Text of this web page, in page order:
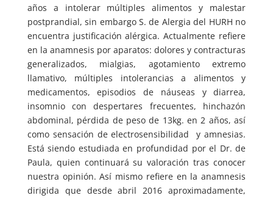
años a intolerar múltiples alimentos y malestar
postprandial, sin embargo S. de Alergia del HURH no
encuentra justificación alérgica. Actualmente refiere
en la anamnesis por aparatos: dolores y contracturas
generalizados, mialgias, agotamiento extremo
llamativo, múltiples intolerancias a alimentos y
medicamentos, episodios de náuseas y diarrea,
insomnio con despertares frecuentes, hinchazón
abdominal, pérdida de peso de 13kg. en 2 años, así
como sensación de electrosensibilidad y amnesias.
Está siendo estudiada en profundidad por el Dr. de
Paula, quien continuará su valoración tras conocer
nuestra opinión. Así mismo refiere en la anamnesis
dirigida que desde abril 2016 aproximadamente,